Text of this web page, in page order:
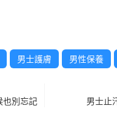
男士護膚 男性保養
也別忘記
男士止